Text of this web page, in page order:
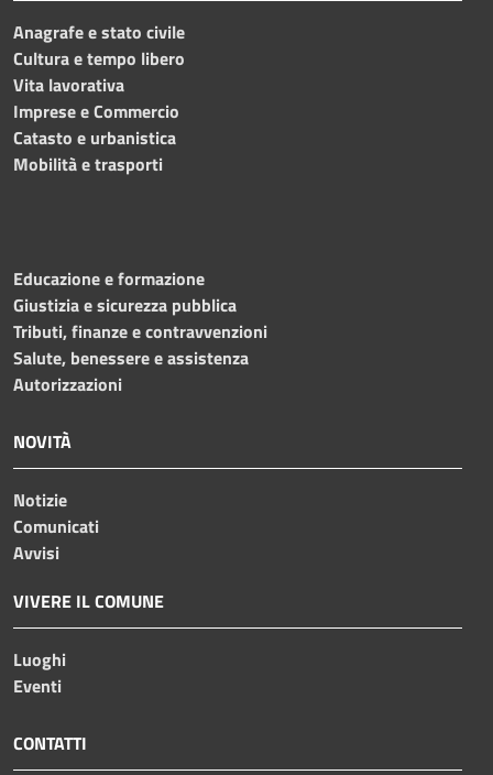
Anagrafe e stato civile
Cultura e tempo libero
Vita lavorativa
Imprese e Commercio
Catasto e urbanistica
Mobilità e trasporti
Educazione e formazione
Giustizia e sicurezza pubblica
Tributi, finanze e contravvenzioni
Salute, benessere e assistenza
Autorizzazioni
NOVITÀ
Notizie
Comunicati
Avvisi
VIVERE IL COMUNE
Luoghi
Eventi
CONTATTI